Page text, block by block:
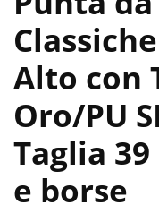
Alto con
Oro/PU
Taglia 39
e borse